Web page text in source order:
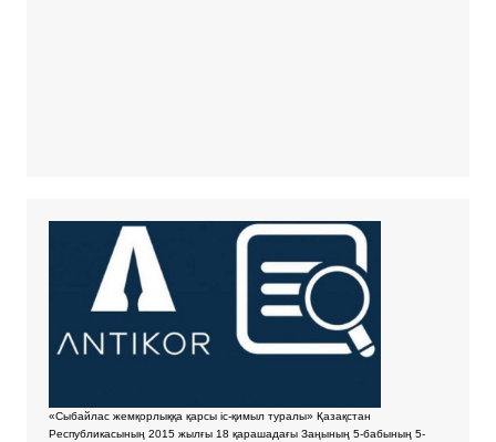
«Сыбайлас жемқорлыққа қарсы іс-қимыл туралы» Қазақстан
Республикасының 2015 жылғы 18 қарашадағы Заңының 5-бабының 5-